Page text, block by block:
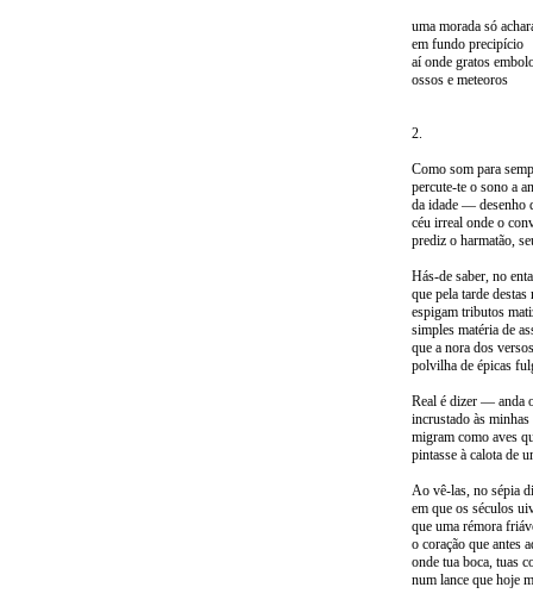
uma morada só
em fundo precipício
aí onde gratos
ossos e meteoros
2.
Como som para
percute-te o sono a
da idade — desenho
céu irreal onde o
prediz o harmatão,
Hás-de saber, no
que pela tarde destas
espigam tributos
simples matéria de
que a nora dos versos
polvilha de épicas
Real é dizer — anda
incrustado às minhas
migram como aves
pintasse à calota de
Ao vê-las, no sépia
em que os séculos
que uma rémora
o coração que antes
onde tua boca, tuas
num lance que hoje